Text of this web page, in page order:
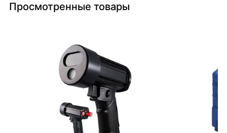
Просмотренные товары